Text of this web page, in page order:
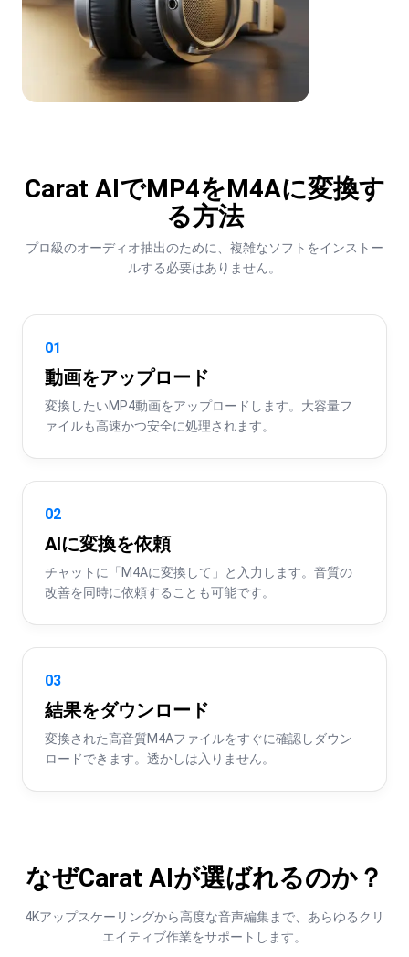
Carat AIでMP4をM4Aに変換す
る方法
プロ級のオーディオ抽出のために、複雑なソフトをインストー
ルする必要はありません。
01
動画をアップロード
変換したいMP4動画をアップロードします。大容量フ
ァイルも高速かつ安全に処理されます。
02
AIに変換を依頼
チャットに「M4Aに変換して」と入力します。音質の
改善を同時に依頼することも可能です。
03
結果をダウンロード
変換された高音質M4Aファイルをすぐに確認しダウン
ロードできます。透かしは入りません。
なぜCarat AIが選ばれるのか？
4Kアップスケーリングから高度な音声編集まで、あらゆるクリ
エイティブ作業をサポートします。